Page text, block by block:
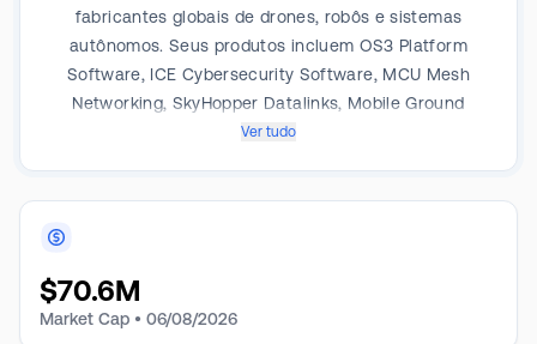
fabricantes globais de drones, robôs e sistemas
autônomos. Seus produtos incluem OS3 Platform
Software, ICE Cybersecurity Software, MCU Mesh
Networking, SkyHopper Datalinks, Mobile Ground
Control Stations e System Engineering Services.
Ver tudo
$70.6M
Market Cap • 06/08/2026